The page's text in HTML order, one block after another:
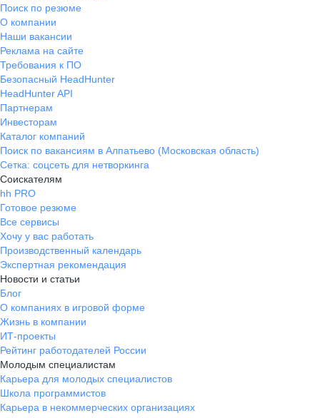
Поиск по резюме
О компании
Наши вакансии
Реклама на сайте
Требования к ПО
Безопасный HeadHunter
HeadHunter API
Партнерам
Инвесторам
Каталог компаний
Поиск по вакансиям в Алпатьево (Московская область)
Сетка: соцсеть для нетворкинга
Соискателям
hh PRO
Готовое резюме
Все сервисы
Хочу у вас работать
Производственный календарь
Экспертная рекомендация
Новости и статьи
Блог
О компаниях в игровой форме
Жизнь в компании
ИТ-проекты
Рейтинг работодателей России
Молодым специалистам
Карьера для молодых специалистов
Школа программистов
Карьера в некоммерческих организациях